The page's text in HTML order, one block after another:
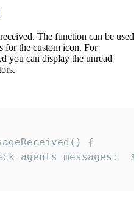
The function can be used
for the custom icon. For
you can display the unread
{